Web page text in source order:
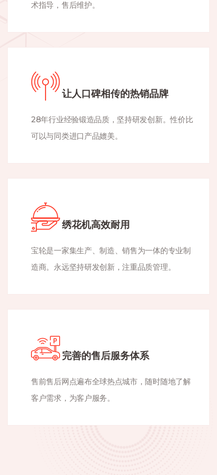
术指导，售后维护。
让人口碑相传的热销品牌
28年行业经验锻造品质，坚持研发创新。性价比
可以与同类进口产品媲美。
绣花机高效耐用
宝轮是一家集生产、制造、销售为一体的专业制
造商。永远坚持研发创新，注重品质管理。
完善的售后服务体系
售前售后网点遍布全球热点城市，随时随地了解
客户需求，为客户服务。